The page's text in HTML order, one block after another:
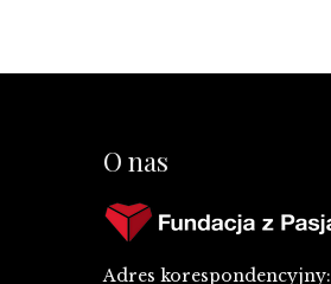
O nas
Adres korespondencyjny: